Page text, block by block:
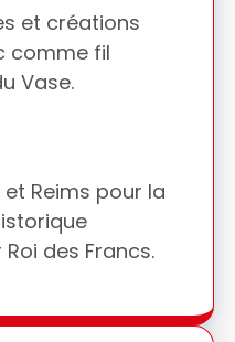
et créations
comme fil
Vase.
Reims pour la
des Francs.